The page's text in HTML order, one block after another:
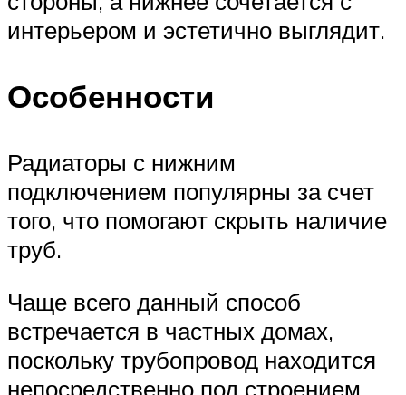
интерьером и эстетично выглядит.
Особенности
Радиаторы с нижним
подключением популярны за счет
того, что помогают скрыть наличие
труб.
Чаще всего данный способ
встречается в частных домах,
поскольку трубопровод находится
непосредственно под строением.